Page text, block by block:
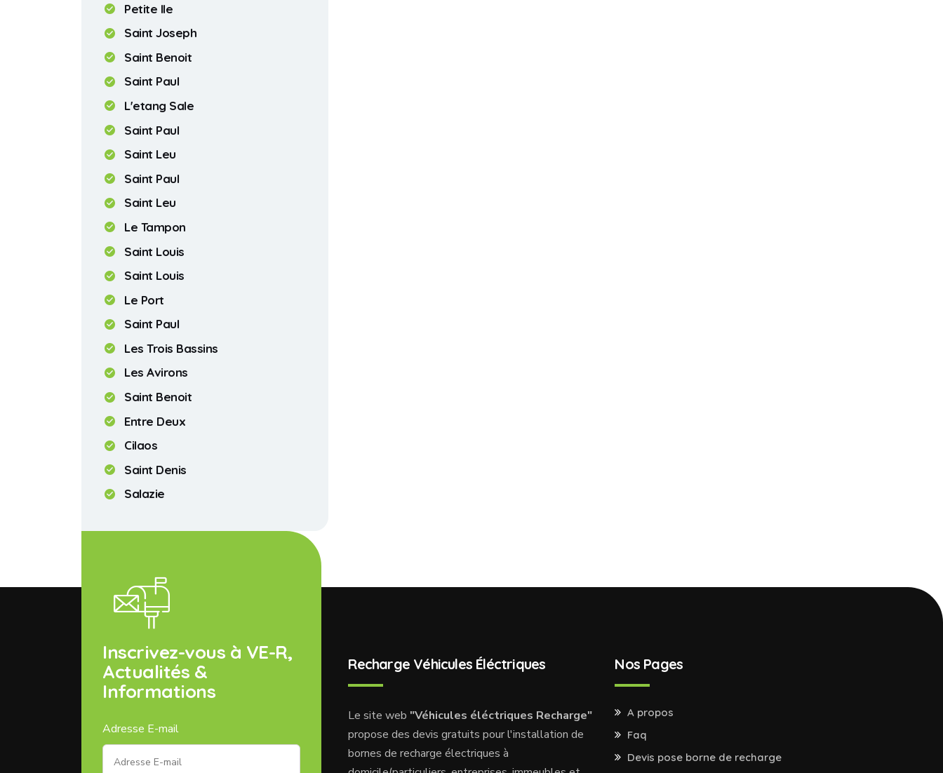
Petite Ile
Saint Joseph
Saint Benoit
Saint Paul
L'etang Sale
Saint Paul
Saint Leu
Saint Paul
Saint Leu
Le Tampon
Saint Louis
Saint Louis
Le Port
Saint Paul
Les Trois Bassins
Les Avirons
Saint Benoit
Entre Deux
Cilaos
Saint Denis
Salazie
Inscrivez-vous à VE-R,
Actualités &
Informations
Adresse E-mail
Recharge Véhicules Éléctriques
Le site web"Véhicules éléctriques Recharge"
propose des devis gratuits pour l'installation de
bornes de recharge électriques à
Nos Pages
A propos
Faq
Devis pose borne de recharge